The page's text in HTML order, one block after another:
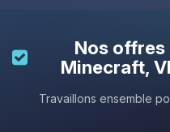
Nos offres
Minecraft,
Travaillons ensemble